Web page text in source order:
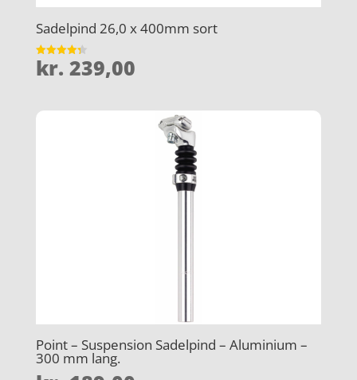
Sadelpind 26,0 x 400mm sort
Vurderet
4.3
kr. 239,00
Point – Suspension Sadelpind – Aluminium –
300 mm lang.